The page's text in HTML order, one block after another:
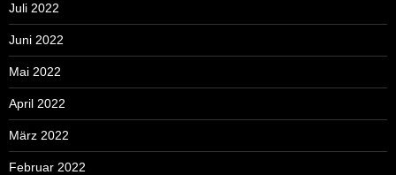
Juli 2022
Juni 2022
Mai 2022
April 2022
März 2022
Februar 2022